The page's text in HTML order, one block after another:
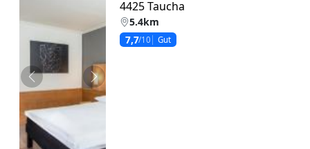
Zurück Weiter
4425 Taucha
5.4km
7,7/10 Gut